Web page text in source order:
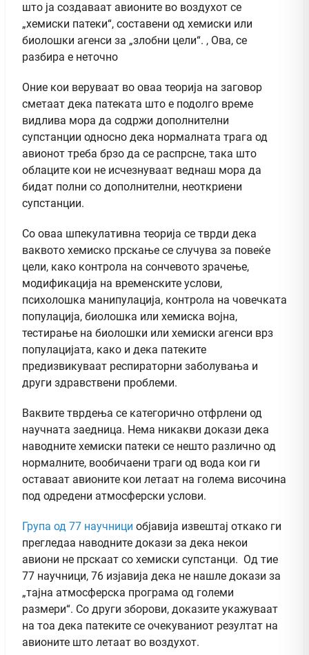
што ја создаваат авионите во воздухот се
„хемиски патеки“, составени од хемиски или
биолошки агенси за „злобни цели“. , Ова, се
разбира е неточно
Оние кои веруваат во оваа теорија на заговор
сметаат дека патеката што е подолго време
видлива мора да содржи дополнителни
супстанции односно дека нормалната трага од
авионот треба брзо да се распрсне, така што
облаците кои не исчезнуваат веднаш мора да
бидат полни со дополнителни, неоткриени
супстанции.
Со оваа шпекулативна теорија се тврди дека
ваквото хемиско прскање се случува за повеќе
цели, како контрола на сончевото зрачење,
модификација на временските услови,
психолошка манипулација, контрола на човечката
популација, биолошка или хемиска војна,
тестирање на биолошки или хемиски агенси врз
популацијата, како и дека патеките
предизвикуваат респираторни заболувања и
други здравствени проблеми.
Ваквите тврдења се категорично отфрлени од
научната заедница. Нема никакви докази дека
наводните хемиски патеки се нешто различно од
нормалните, вообичаени траги од вода кои ги
оставаат авионите кои летаат на голема височина
под одредени атмосферски услови.
Група од 77 научници објавија извештај откако ги
прегледаа наводните докази за дека некои
авиони не прскаат со хемиски супстанци. Од тие
77 научници, 76 изјавија дека не нашле докази за
„тајна атмосферска програма од големи
размери“. Со други зборови, доказите укажуваат
на тоа дека патеките се очекуваниот резултат на
авионите што летаат во воздухот.